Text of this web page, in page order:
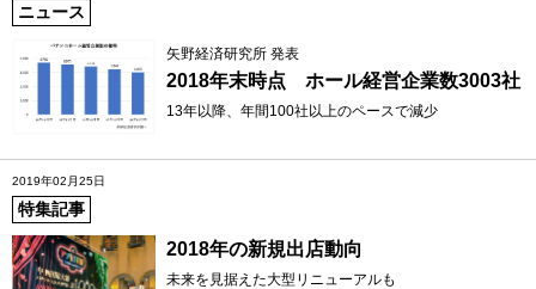
ニュース
矢野経済研究所 発表
2018年末時点 ホール経営企業数3003社
13年以降、年間100社以上のペースで減少
2019年02月25日
特集記事
2018年の新規出店動向
未来を見据えた大型リニューアルも